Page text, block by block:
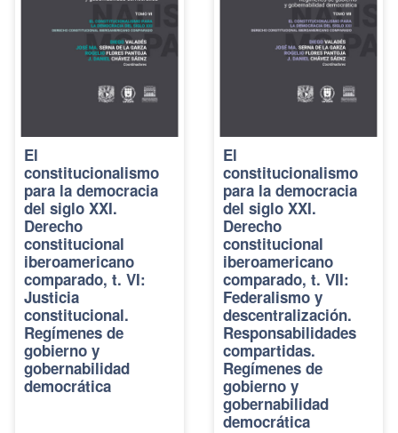
El
constitucionalismo
para la democracia
del siglo XXI.
Derecho
constitucional
iberoamericano
comparado, t. VI:
Justicia
constitucional.
Regímenes de
gobierno y
gobernabilidad
democrática
El
constitucionalismo
para la democracia
del siglo XXI.
Derecho
constitucional
iberoamericano
comparado, t. VII:
Federalismo y
descentralización.
Responsabilidades
compartidas.
Regímenes de
gobierno y
gobernabilidad
democrática